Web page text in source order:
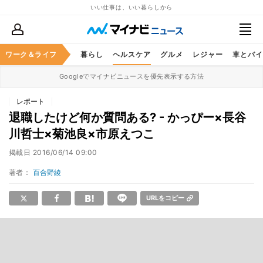
いい仕事は、いい暮らしから
ワーク＆ライフ
ススキル マネー 暮らし ヘルスケア グルメ レジャー 車とバ
Googleでマイナビニュースを優先表示する方法
レポート
退職したけど何か質問ある? - かっぴー×長谷
川哲士×菊池良×市原えつこ
掲載日 2016/06/14 09:00
著者： 百合野綾
URLをコピー